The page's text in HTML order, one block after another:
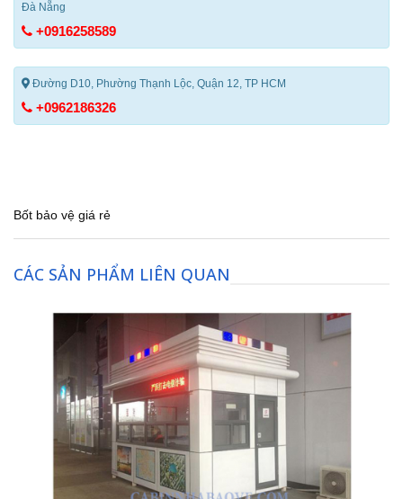
Đà Nẵng
+0916258589
Đường D10, Phường Thạnh Lộc, Quận 12, TP HCM
+0962186326
Bốt bảo vệ giá rẻ
CÁC SẢN PHẨM LIÊN QUAN